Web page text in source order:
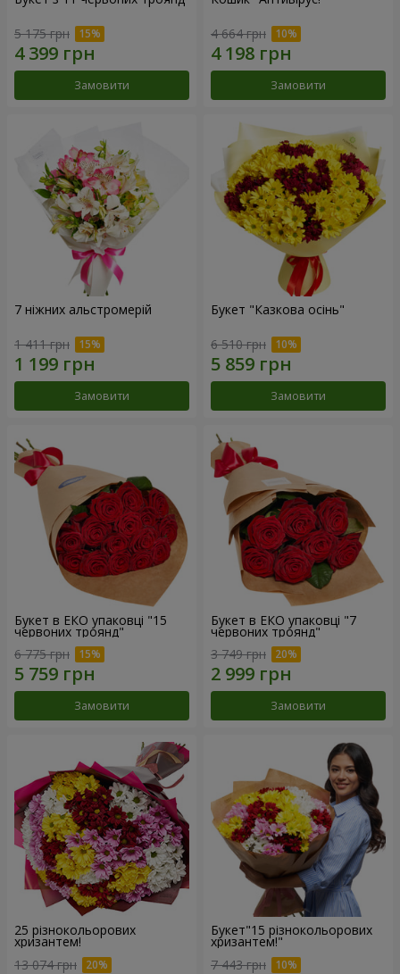
5 175 грн
Замовити
4 664 грн
Замовити
7 ніжних альстромерій
1 411 грн
Замовити
Букет "Казкова осінь"
6 510 грн
Замовити
Букет в ЕКО упаковці "15
червоних троянд"
6 775 грн
Замовити
Букет в ЕКО упаковці "7
червоних троянд"
3 749 грн
Замовити
25 різнокольорових
хризантем!
13 074 грн
Букет"15 різнокольорових
хризантем!"
7 443 грн